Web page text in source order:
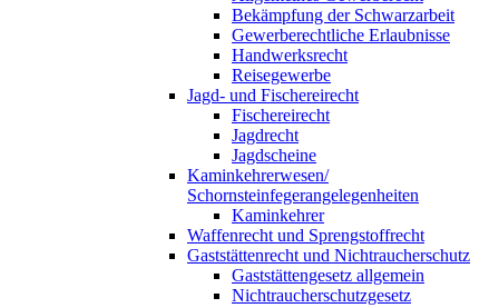
Bekämpfung der Schwarzarbeit
Gewerberechtliche Erlaubnisse
Handwerksrecht
Reisegewerbe
Jagd- und Fischereirecht
Fischereirecht
Jagdrecht
Jagdscheine
Kaminkehrerwesen/
Schornsteinfegerangelegenheiten
Kaminkehrer
Waffenrecht und Sprengstoffrecht
Gaststättenrecht und Nichtraucherschutz
Gaststättengesetz allgemein
Nichtraucherschutzgesetz